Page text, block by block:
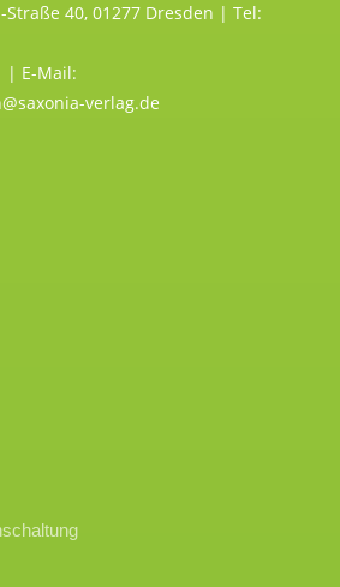
40, 01277 Dresden | Tel:
| E-Mail:
verlag.de